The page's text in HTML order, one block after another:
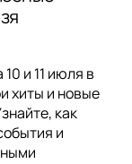
и 11 июля в
хиты и новые
как
и